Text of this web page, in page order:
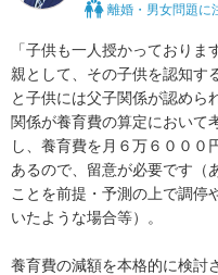
離婚・男女問題に
「子供も一人授かっており
親として、その子供を認知す
と子供には父子関係が認めら
関係が養育費の算定において
し、養育費を月６万６０００
あるので、留意が必要です（
ことを前提・予測の上で調停
いたような場合等）。
養育費の減額を本格的に検討